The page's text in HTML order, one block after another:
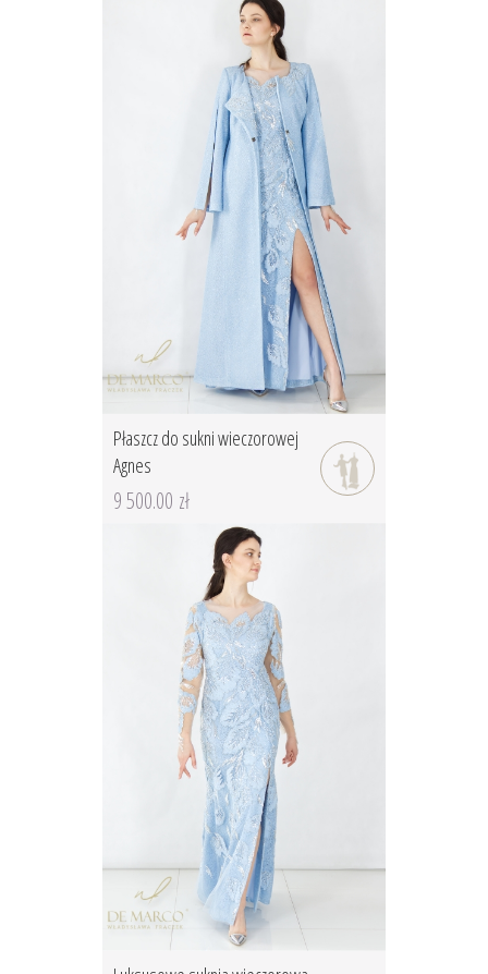
Płaszcz do sukni wieczorowej
Agnes
9 500.00 zł